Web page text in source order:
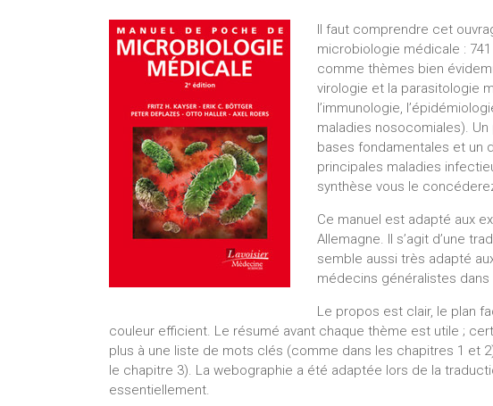
Il faut comprendre cet
microbiologie médicale :
comme thèmes bien
virologie et la parasitologie
l’immunologie,
maladies nosocomiales).
bases fondamentales et un
principales maladies
synthèse vous le
Ce manuel est adapté aux
Allemagne. Il s’agit d’une
semble aussi très adapté
médecins généralistes
Le propos est clair, le plan
couleur efficient. Le résumé avant chaque thème est utile ;
plus à une liste de mots clés (comme dans les chapitres 1 et
le chapitre 3). La webographie a été adaptée lors de la
essentiellement.